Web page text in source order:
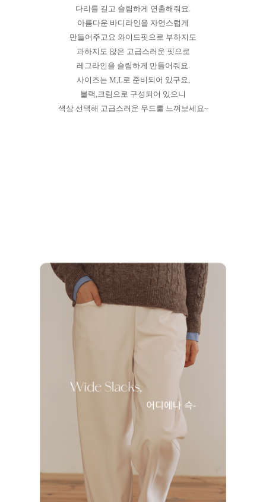
다리를 길고 슬림하게 연출해줘요.
아름다운 바디라인을 자연스럽게
만들어주고요 와이드핏으로 부하지도
과하지도 않은 고급스러운 핏으로
레그라인을 슬림하게 만들어줘요.
사이즈는 M,L로 준비되어 있구요,
블랙,크림으로 구성되어 있으니
색상 선택해 고급스러운 무드를 느껴보세요~